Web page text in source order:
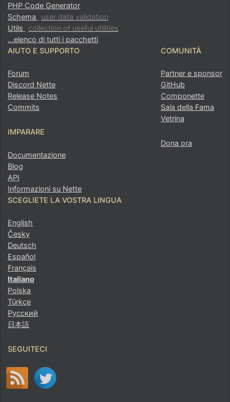
PHP Code Generator
Schema
user data validation
Utils
collection of useful utilities
...elenco di tutti i pacchetti
AIUTO E SUPPORTO
Forum
Discord Nette
Release Notes
Commits
IMPARARE
Documentazione
Blog
API
Informazioni su Nette
COMUNITÀ
Partner e sponsor
GitHub
Componette
Sala della Fama
Vetrina
Dona ora
SCEGLIETE LA VOSTRA LINGUA
English
Česky
Deutsch
Español
Français
Italiano
Polska
Türkçe
Русский
日本語
SEGUITECI